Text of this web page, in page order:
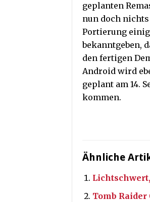
geplanten
nun doch
Portierung
bekanntgeben,
den fertigen
Android wird
geplant am 14.
kommen.
Ähnliche
Tomb